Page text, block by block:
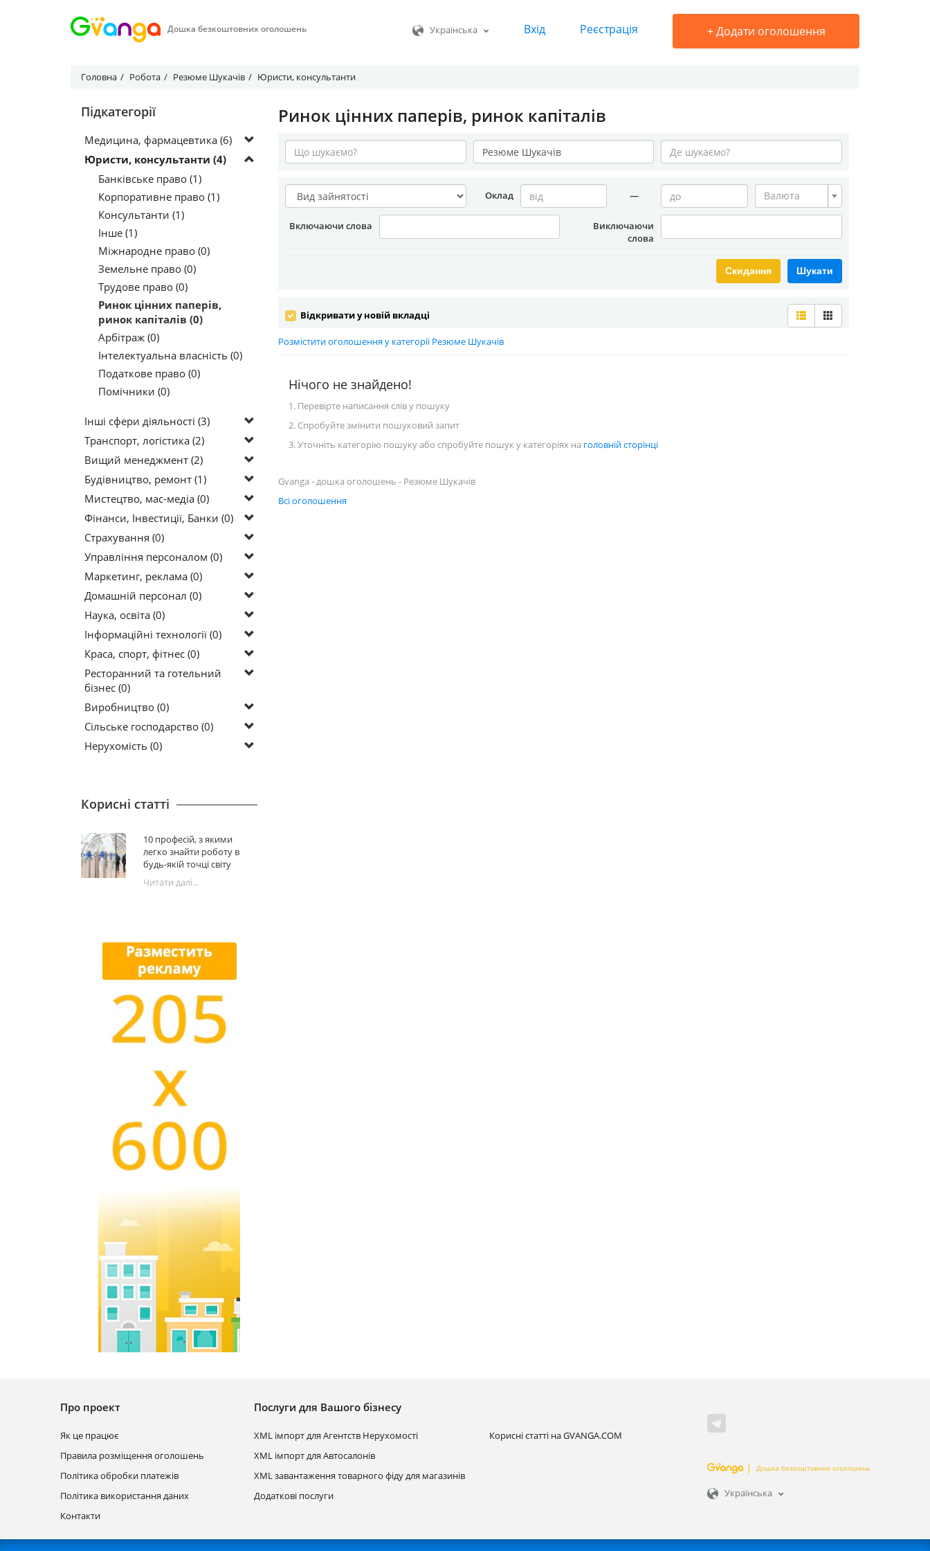
Дошка безкоштовних оголошень Українська Вхід Реєстрація +Додати оголошення
Головна Робота Резюме Шукачів Юристи, консультанти
Підкатегорії
Медицина, фармацевтика (6)
Юристи, консультанти (4)
Банківське право (1)
Корпоративне право (1)
Консультанти (1)
Інше (1)
Міжнародне право (0)
Земельне право (0)
Трудове право (0)
Ринок цінних паперів,
ринок капіталів (0)
Арбітраж (0)
Інтелектуальна власність (0)
Податкове право (0)
Помічники (0)
Інші сфери діяльності (3)
Транспорт, логістика (2)
Вищий менеджмент (2)
Будівництво, ремонт (1)
Мистецтво, мас-медіа (0)
Фінанси, Інвестиції, Банки (0)
Страхування (0)
Управління персоналом (0)
Маркетинг, реклама (0)
Домашній персонал (0)
Наука, освіта (0)
Інформаційні технології (0)
Краса, спорт, фітнес (0)
Ресторанний та готельний
бізнес (0)
Виробництво (0)
Сільське господарство (0)
Нерухомість (0)
Корисні статті
10 професій, з якими
легко знайти роботу в
будь-якій точці світу
Читати далі...
Ринок цінних паперів, ринок капіталів
Оклад — Валюта
Включаючи слова
Виключаючи
слова
Шукати
Скидання
Відкривати у новій вкладці
Розмістити оголошення у категорії Резюме Шукачів
Нічого не знайдено!
1. Перевірте написання слів у пошуку
2. Спробуйте змінити пошуковий запит
3. Уточніть категорію пошуку або спробуйте пошук у категоріях на головній сторінці
Gvanga - дошка оголошень - Резюме Шукачів
Всі оголошення
Про проект
Як це працює
Правила розміщення оголошень
Політика обробки платежів
Політика використання даних
Контакти
Послуги для Вашого бізнесу
XML імпорт для Агентств Нерухомості
XML імпорт для Автосалонів
XML завантаження товарного фіду для магазинів
Додаткові послуги
Корисні статті на GVANGA.COM
Дошка безкоштовних оголошень
Українська